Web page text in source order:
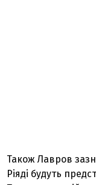
Також Лавров
Ріяді будуть